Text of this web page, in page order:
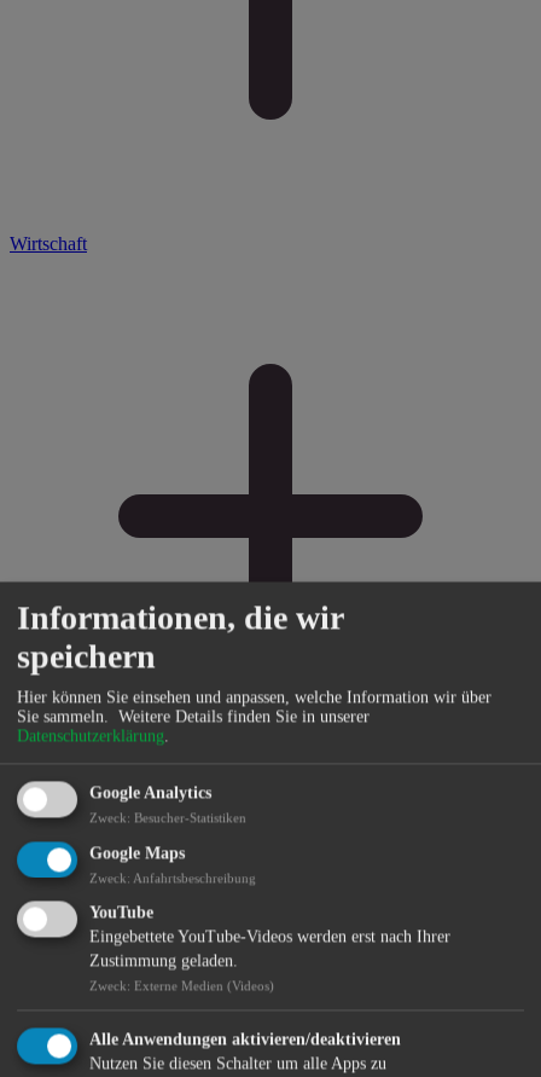
Wirtschaft
Bürgerservice
Informationen, die wir
speichern
Hier können Sie einsehen und anpassen, welche Information wir über
Sie sammeln. Weitere Details finden Sie in unserer
Datenschutzerklärung.
Google Analytics
Zweck: Besucher-Statistiken
Google Maps
Zweck: Anfahrtsbeschreibung
YouTube
Eingebettete YouTube-Videos werden erst nach Ihrer
Zustimmung geladen.
Zweck: Externe Medien (Videos)
Alle Anwendungen aktivieren/deaktivieren
Nutzen Sie diesen Schalter um alle Apps zu